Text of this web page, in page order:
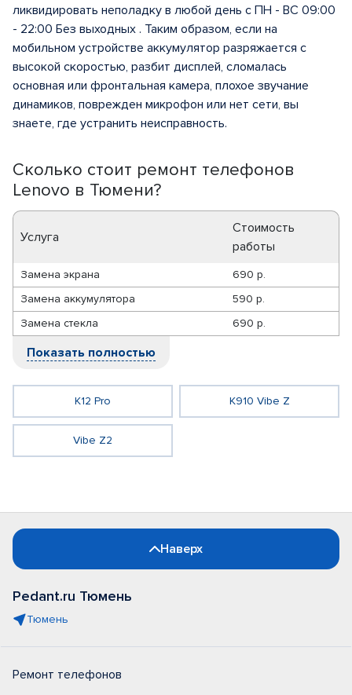
Сколько стоит ремонт телефонов
Lenovo в Тюмени?
Услуга
Стоимость
работы
Замена экрана
690 р.
Замена аккумулятора
590 р.
Замена стекла
690 р.
Показать полностью
K12 Pro K910 Vibe Z
Vibe Z2
ликвидировать неполадку в любой день с ПН - ВС 09:00
- 22:00 Без выходных . Таким образом, если на
мобильном устройстве аккумулятор разряжается с
высокой скоростью, разбит дисплей, сломалась
основная или фронтальная камера, плохое звучание
динамиков, поврежден микрофон или нет сети, вы
знаете, где устранить неисправность.
Наверх
Pedant.ru Тюмень
Тюмень
Ремонт телефонов